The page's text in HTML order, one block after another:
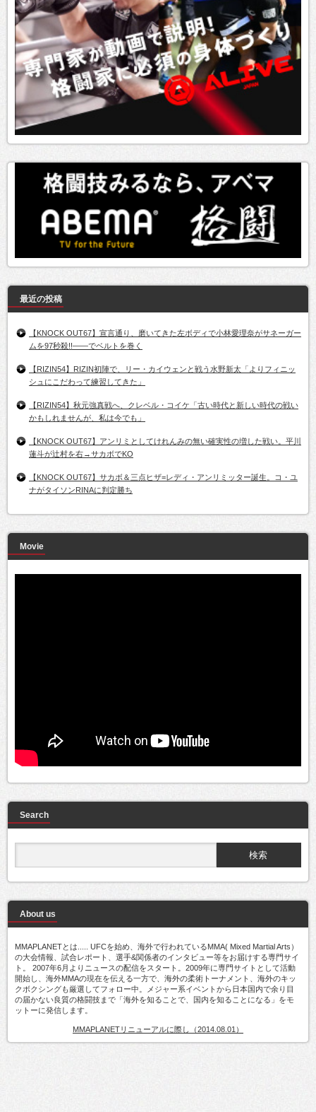
最近の投稿
【KNOCK OUT67】宣言通り、磨いてきた左ボディで小林愛理奈がサネーガー
ムを97秒殺!!――でベルトを巻く
【RIZIN54】RIZIN初陣で、リー・カイウェンと戦う水野新太「よりフィニッ
シュにこだわって練習してきた」
【RIZIN54】秋元強真戦へ、クレベル・コイケ「古い時代と新しい時代の戦い
かもしれませんが、私は今でも」
【KNOCK OUT67】アンリミとしてけれんみの無い確実性の増した戦い。平川
蓮斗が辻村を右→サカボでKO
【KNOCK OUT67】サカボ＆三点ヒザ=レディ・アンリミッター誕生。コ・ユ
ナがタイソンRINAに判定勝ち
Movie
Search
About us
MMAPLANETとは..... UFCを始め、海外で行われているMMA( Mixed Martial Arts）
の大会情報、試合レポート、選手&関係者のインタビュー等をお届けする専門サイ
ト。 2007年6月よりニュースの配信をスタート。2009年に専門サイトとして活動
開始し、海外MMAの現在を伝える一方で、海外の柔術トーナメント、海外のキッ
クボクシングも厳選してフォロー中。メジャー系イベントから日本国内で余り目
の届かない良質の格闘技まで「海外を知ることで、国内を知ることになる」をモ
ットーに発信します。
MMAPLANETリニューアルに際し（2014.08.01）